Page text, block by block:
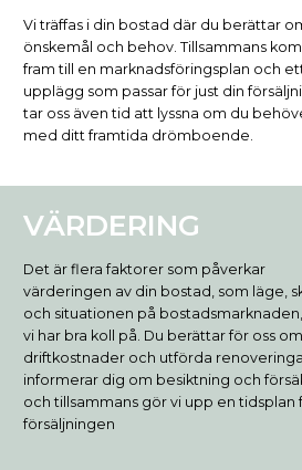
Vi träffas i din bostad där du berättar
önskemål och behov. Tillsammans
fram till en marknadsföringsplan och
upplägg som passar för just din
tar oss även tid att lyssna om du
med ditt framtida drömboende.
VÄRDERING
Det är flera faktorer som påverkar
värderingen av din bostad, som läge,
och situationen på
vi har bra koll på. Du berättar för oss om
driftkostnader och utförda
informerar dig om besiktning och
och tillsammans gör vi upp en tidsplan
försäljningen